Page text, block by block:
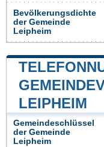
Bevölkerungsdichte
der Gemeinde
Leipheim
LEIPHEIM
Gemeindeschlüssel
der Gemeinde
Leipheim